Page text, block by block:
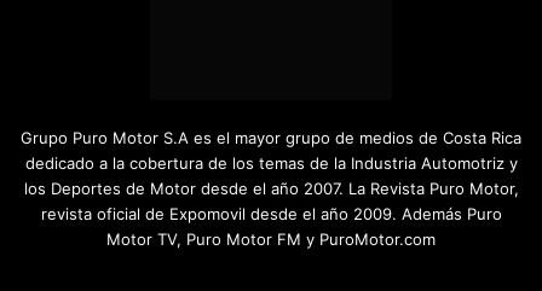
Grupo Puro Motor S.A es el mayor grupo de medios de Costa Rica
dedicado a la cobertura de los temas de la Industria Automotriz y
los Deportes de Motor desde el año 2007. La Revista Puro Motor,
revista oficial de Expomovil desde el año 2009. Además Puro
Motor TV, Puro Motor FM y PuroMotor.com